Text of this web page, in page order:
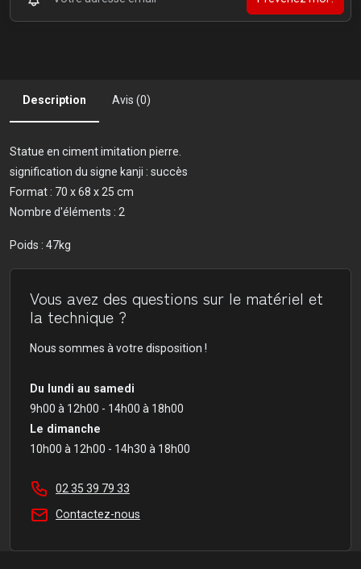
Description Avis (0)
Statue en ciment imitation pierre.
signification du signe kanji : succès
Format : 70 x 68 x 25 cm
Nombre d'éléments : 2
Poids : 47kg
Vous avez des questions sur le matériel et
la technique ?
Nous sommes à votre disposition !
Du lundi au samedi
9h00 à 12h00 - 14h00 à 18h00
Le dimanche
10h00 à 12h00 - 14h30 à 18h00
02 35 39 79 33
Contactez-nous